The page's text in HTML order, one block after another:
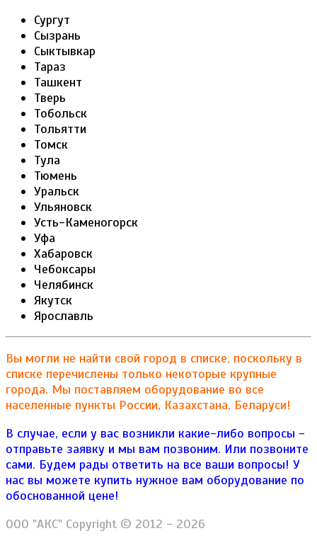
Сургут
Сызрань
Сыктывкар
Тараз
Ташкент
Тверь
Тобольск
Тольятти
Томск
Тула
Тюмень
Уральск
Ульяновск
Усть-Каменогорск
Уфа
Хабаровск
Чебоксары
Челябинск
Якутск
Ярославль
Вы могли не найти свой город в списке, поскольку в
списке перечислены только некоторые крупные
города. Мы поставляем оборудование во все
населенные пункты России, Казахстана, Беларуси!
В случае, если у вас возникли какие-либо вопросы -
отправьте заявку и мы вам позвоним. Или позвоните
сами. Будем рады ответить на все ваши вопросы! У
нас вы можете купить нужное вам оборудование по
обоснованной цене!
ООО "АКС" Copyright © 2012 - 2026